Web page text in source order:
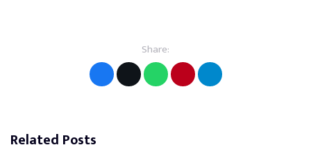
Share:
Related Posts